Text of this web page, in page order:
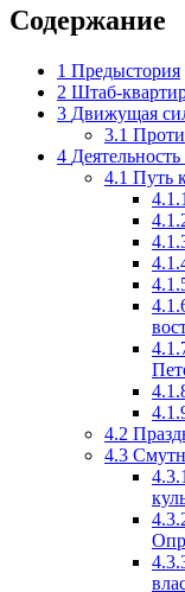
Содержание
1 Предыстория
2 Штаб-
3 Движущая
3.1
4
4.1 Путь
4.1.1
4.2
4.3
4.3.1